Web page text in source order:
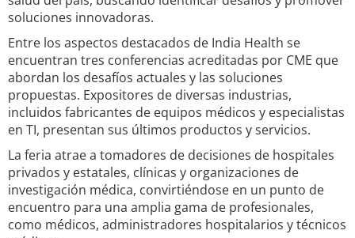
soluciones innovadoras.
Entre los aspectos destacados de India Health se
encuentran tres conferencias acreditadas por CME que
abordan los desafíos actuales y las soluciones
propuestas. Expositores de diversas industrias,
incluidos fabricantes de equipos médicos y especialistas
en TI, presentan sus últimos productos y servicios.
La feria atrae a tomadores de decisiones de hospitales
privados y estatales, clínicas y organizaciones de
investigación médica, convirtiéndose en un punto de
encuentro para una amplia gama de profesionales,
como médicos, administradores hospitalarios y técnicos